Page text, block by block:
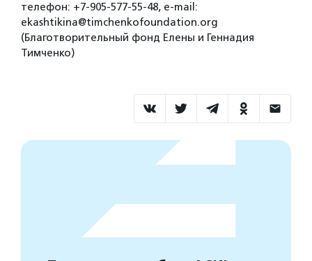
телефон: +7-905-577-55-48, е-mail:
ekashtikina@timchenkofoundation.org
(Благотворительный фонд Елены и Геннадия
Тимченко)